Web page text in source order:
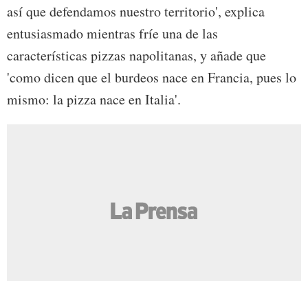
así que defendamos nuestro territorio', explica
entusiasmado mientras fríe una de las
características pizzas napolitanas, y añade que
'como dicen que el burdeos nace en Francia, pues lo
mismo: la pizza nace en Italia'.